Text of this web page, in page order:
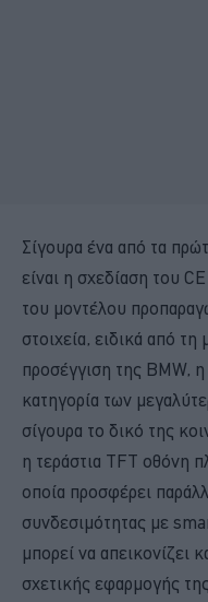
Σίγουρα ένα από τα
είναι η σχεδίαση του
του μοντέλου
στοιχεία, ειδικά από
προσέγγιση της BMW,
κατηγορία των
σίγουρα το δικό της
η τεράστια TFT οθόνη
οποία προσφέρει
συνδεσιμότητας με
μπορεί να απεικονίζει
σχετικής εφαρμογής